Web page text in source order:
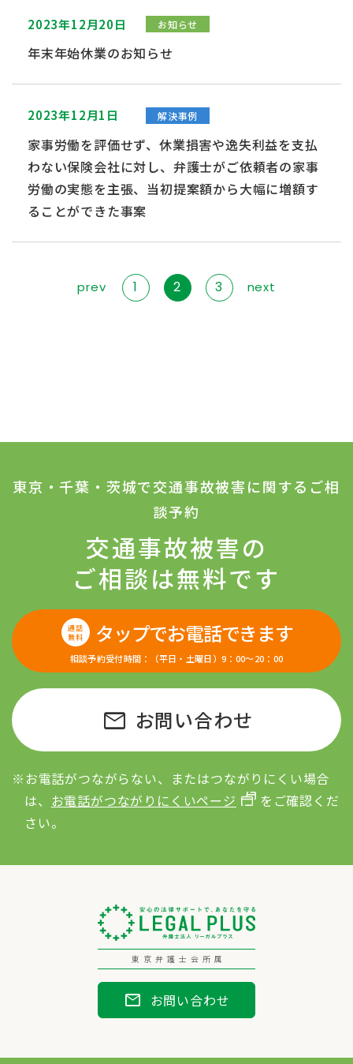
年末年始休業のお知らせ
2023年12月20日 お知らせ
家事労働を評価せず、休業損害や逸失利益を支払
わない保険会社に対し、弁護士がご依頼者の家事
労働の実態を主張、当初提案額から大幅に増額す
ることができた事案
2023年12月1日 解決事例
prev 1 2 3 next
交通事故被害の
ご相談は無料です
東京・千葉・茨城で交通事故被害に関するご相
談予約
通話
無料
タップでお電話できます
相談予約受付時間：（平日・土曜日）9：00〜20：00
mail お問い合わせ
※お電話がつながらない、またはつながりにくい場合
は、 お電話がつながりにくいページ
をご確認くだ
さい。
東京弁護士会所属
mail お問い合わせ